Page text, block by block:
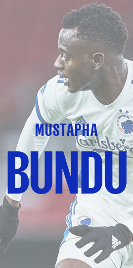
MUSTAPHA
BUNDU